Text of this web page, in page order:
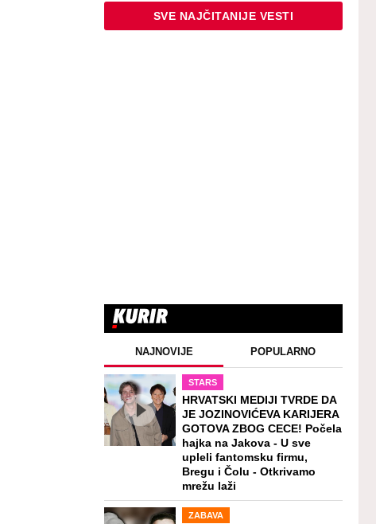
SVE NAJČITANIJE VESTI
NAJNOVIJE POPULARNO
STARS
HRVATSKI MEDIJI TVRDE DA
JE JOZINOVIĆEVA KARIJERA
GOTOVA ZBOG CECE! Počela
hajka na Jakova - U sve
upleli fantomsku firmu,
Bregu i Čolu - Otkrivamo
mrežu laži
ZABAVA